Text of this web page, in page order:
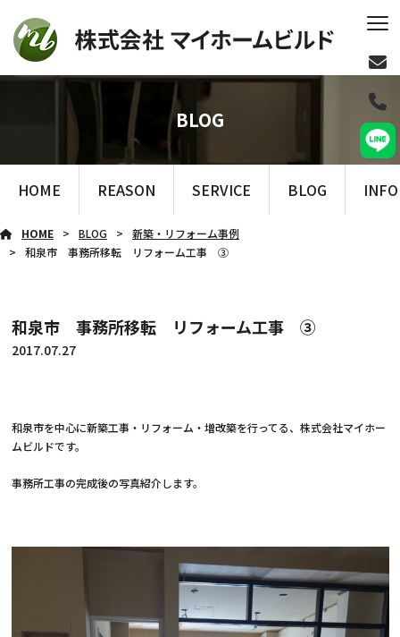
BLOG
HOME REASON SERVICE BLOG
HOME BLOG
新築・リフォーム事例
和泉市 事務所移転 リフォーム工事 ③
和泉市 事務所移転 リフォーム工事 ③
2017.07.27
和泉市を中心に新築工事・リフォーム・増改築を行ってる、株式会社マイホー
ムビルドです。
事務所工事の完成後の写真紹介します。